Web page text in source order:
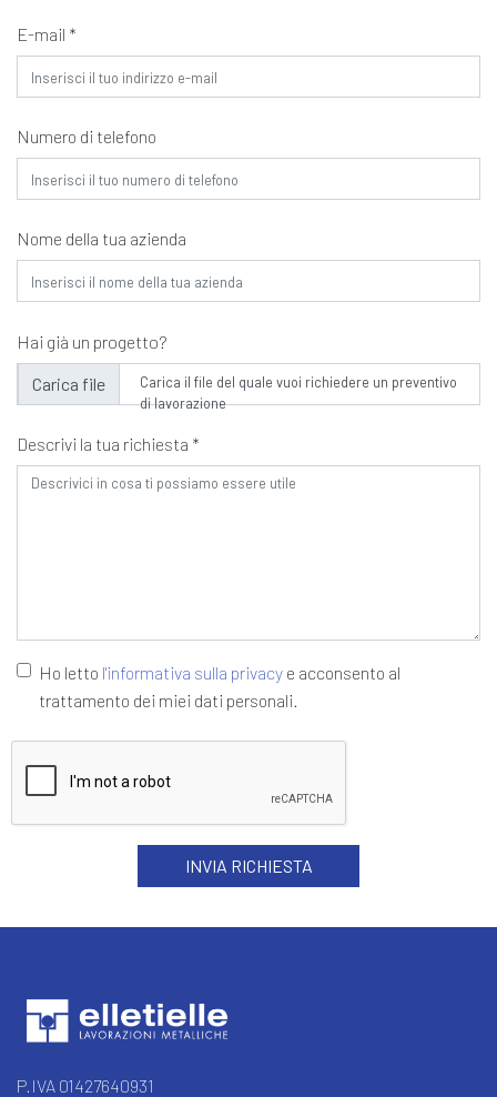
E-mail *
Numero di telefono
Nome della tua azienda
Hai già un progetto?
Carica il file del quale vuoi richiedere un preventivo
di lavorazione
Descrivi la tua richiesta *
Ho letto l'informativa sulla privacy e acconsento al
trattamento dei miei dati personali.
P.IVA 01427640931